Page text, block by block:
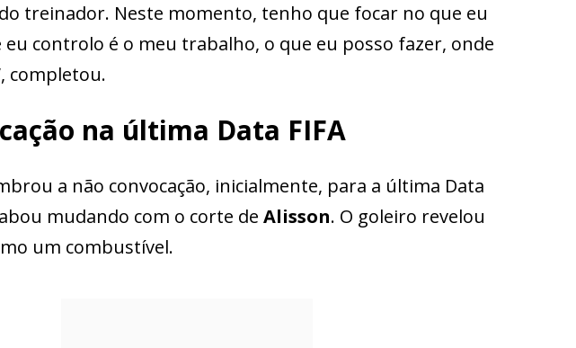
treinador. Neste momento, tenho que focar no que eu
controlo é o meu trabalho, o que eu posso fazer, onde
completou.
na última Data FIFA
a não convocação, inicialmente, para a última Data
mudando com o corte de Alisson. O goleiro revelou
um combustível.